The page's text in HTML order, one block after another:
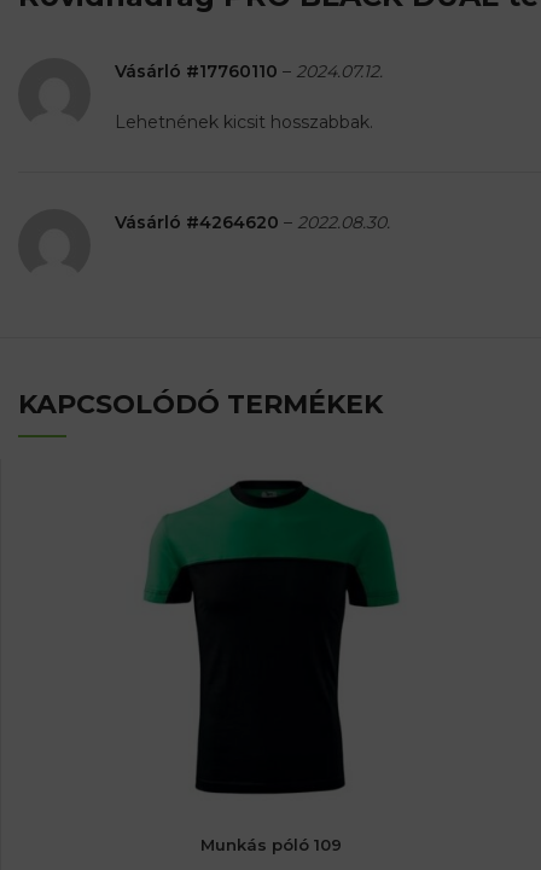
Vásárló #17760110 – 2024.07.12.
Lehetnének kicsit hosszabbak.
Vásárló #4264620 – 2022.08.30.
KAPCSOLÓDÓ TERMÉKEK
Munkás póló 109